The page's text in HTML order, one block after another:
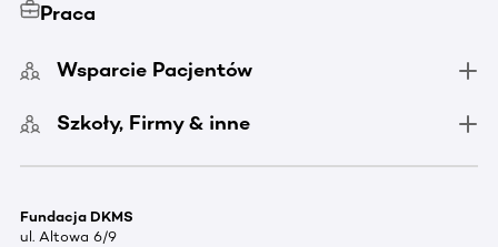
Praca
Wsparcie Pacjentów
Szkoły, Firmy & inne
Fundacja DKMS
ul. Altowa 6/9